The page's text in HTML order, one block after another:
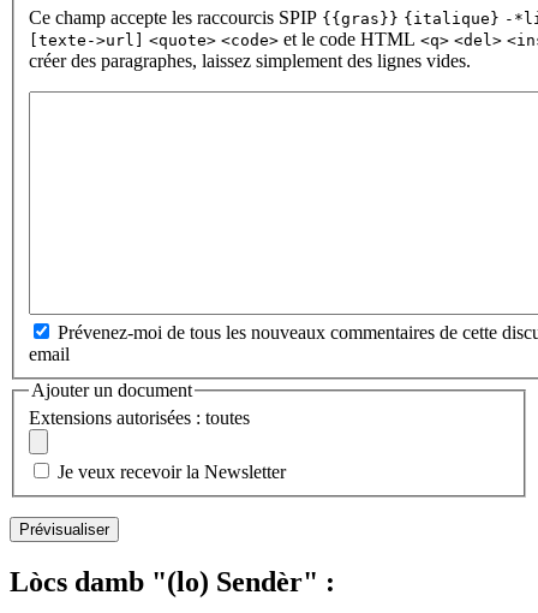
Ce champ accepte les raccourcis SPIP {{gras}} {italique} -
[texte->url] <quote> <code> et le code HTML <q> <del>
créer des paragraphes, laissez simplement des lignes vides.
Prévenez-moi de tous les nouveaux commentaires de cette
email
Ajouter un document
Extensions autorisées : toutes
Je veux recevoir la Newsletter
Lòcs damb "(lo) Sendèr" :